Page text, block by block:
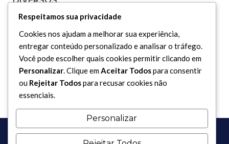
Curiosidades
Dicionário Islâmico
Downloads
Respeitamos sua privacidade
Cookies nos ajudam a melhorar sua experiência,
entregar conteúdo personalizado e analisar o tráfego.
Você pode escolher quais cookies permitir clicando em
Personalizar. Clique emAceitar Todospara consentir
ou Rejeitar Todospara recusar cookies não
essenciais.
Personalizar